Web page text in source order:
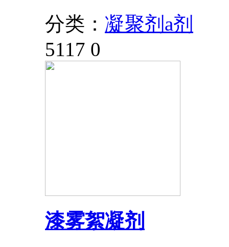
分类： 凝聚剂a剂
5117 0
漆雾絮凝剂